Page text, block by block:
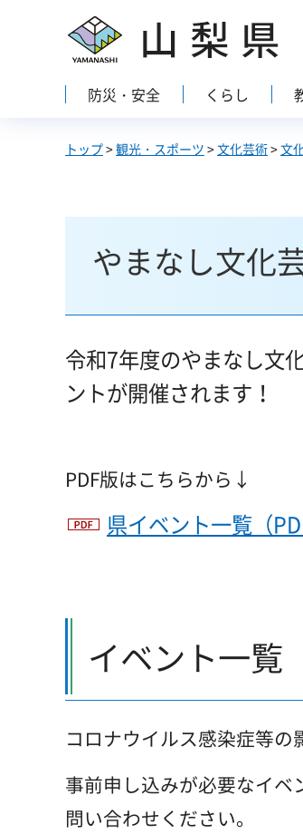
山梨県
防災・安全 くらし
トップ>観光・スポーツ >文化芸術>文
やまなし文化
令和7年度のやまなし文
ントが開催されます！
PDF版はこちらから↓
県イベント一覧（
イベント一覧
コロナウイルス感染症等の
事前申し込みが必要なイ
問い合わせください。